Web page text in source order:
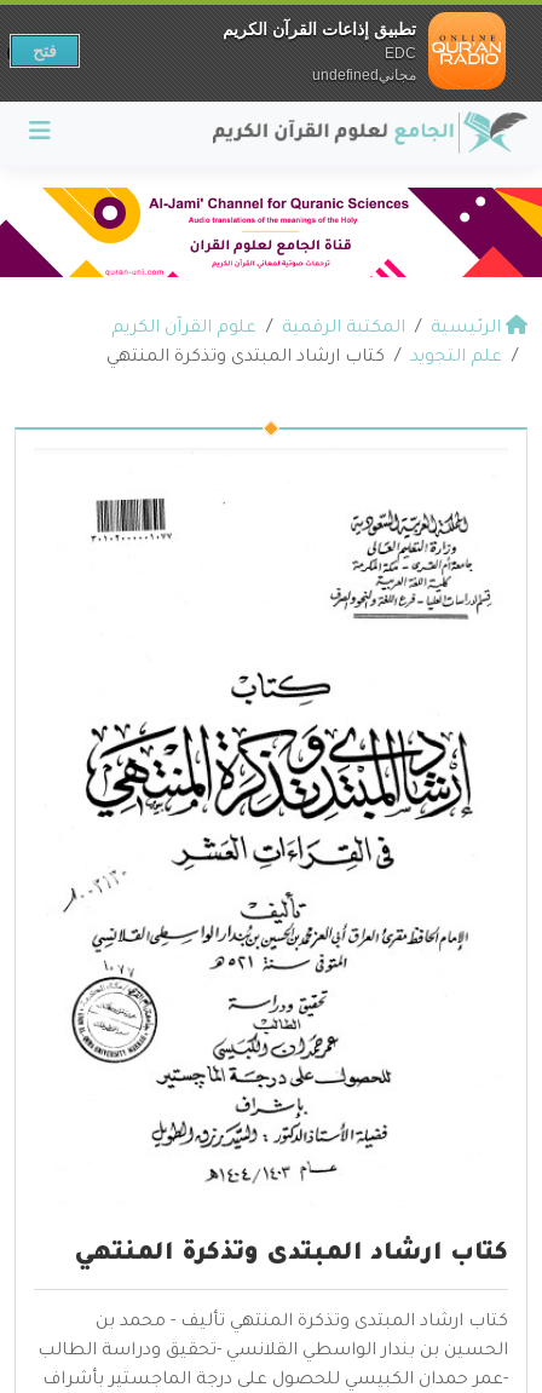
الرئيسية المكتبة الرقمية
علوم القرآن الكريم
علم التجويد
كتاب ارشاد المبتدى وتذكرة المنتهي
كتاب ارشاد المبتدى وتذكرة المنتهي
كتاب ارشاد المبتدى وتذكرة المنتهي تأليف - محمد بن
الحسين بن بندار الواسطي القلانسي -تحقيق ودراسة الطالب
-عمر حمدان الكبيسي للحصول على درجة الماجستير بأشراف
تطبيق إذاعات القرآن الكريم
EDC
مجانيundefined
فتح